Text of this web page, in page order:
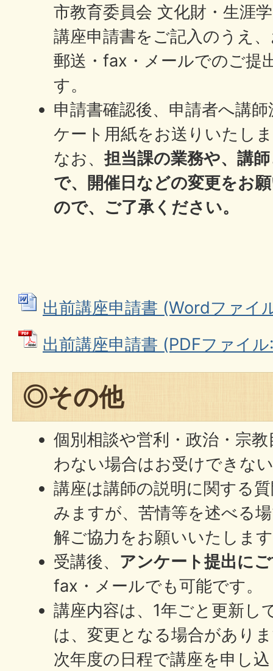
市教育委員会 文化財・生涯
講座申請書をご記入のうえ
郵送・fax・メールでのご提
す。
申請書確認後、申請者へ講
ケート用紙をお送りいたし
なお、担当課の業務や、講
で、開催日などの変更をお
ので、ご了承ください。
出前講座申請書 (Wordファイ
出前講座申請書 (PDFファイ
◎その他
個別相談や営利・政治・宗
わない場合はお受けできな
講座は講師の説明に関する
みますが、苦情等を述べる
解ご協力をお願いいたしま
受講後、 アンケート提出に
fax・メールでも可能です。
講座内容は、1年ごと更新し
は、変更となる場合があり
次年度の日程で講座を申し